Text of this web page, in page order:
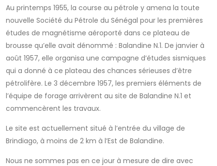
Au printemps 1955, la course au pétrole y amena la toute
nouvelle Société du Pétrole du Sénégal pour les premières
études de magnétisme aéroporté dans ce plateau de
brousse qu’elle avait dénommé : Balandine N.1. De janvier à
août 1957, elle organisa une campagne d’études sismiques
qui a donné à ce plateau des chances sérieuses d’être
pétrolifère. Le 3 décembre 1957, les premiers éléments de
l’équipe de forage arrivèrent au site de Balandine N.1 et
commencèrent les travaux.
Le site est actuellement situé à l’entrée du village de
Brindiago, à moins de 2 km à l’Est de Balandine.
Nous ne sommes pas en ce jour à mesure de dire avec